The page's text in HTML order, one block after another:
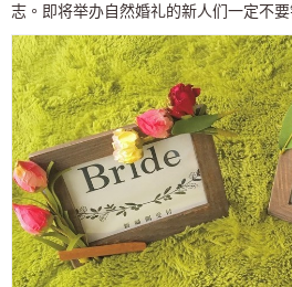
志。即将举办自然婚礼的新人们一定不